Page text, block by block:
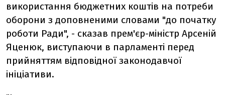
використання бюджетних коштів на потреби
оборони з доповненими словами "до початку
роботи Ради", - сказав прем'єр-міністр Арсеній
Яценюк, виступаючи в парламенті перед
прийняттям відповідної законодавчої
ініціативи.